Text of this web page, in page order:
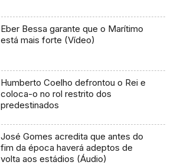
Eber Bessa garante que o Marítimo
está mais forte (Vídeo)
Humberto Coelho defrontou o Rei e
coloca-o no rol restrito dos
predestinados
José Gomes acredita que antes do
fim da época haverá adeptos de
volta aos estádios (Áudio)